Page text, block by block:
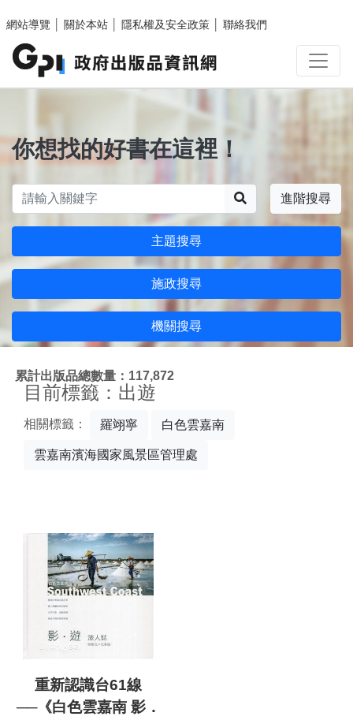
網站導覽
關於本站 隱私權及安全政策 聯絡我們
你想找的好書在這裡！
進階搜尋
主題搜尋
施政搜尋
機關搜尋
累計出版品總數量：117,872
目前標籤：出遊
相關標籤： 羅翊寧 白色雲嘉南
雲嘉南濱海國家風景區管理處
重新認識台61線
──《白色雲嘉南 影．